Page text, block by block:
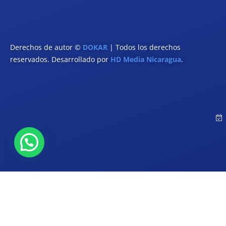
Derechos de autor © DOKAR | Todos los derechos
reservados. Desarrollado por HD Media Nicaragua.